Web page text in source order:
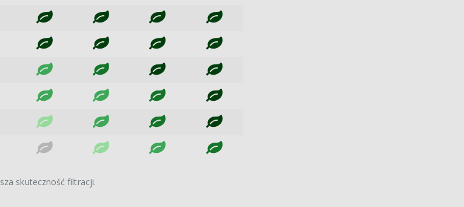
skuteczność filtracji.